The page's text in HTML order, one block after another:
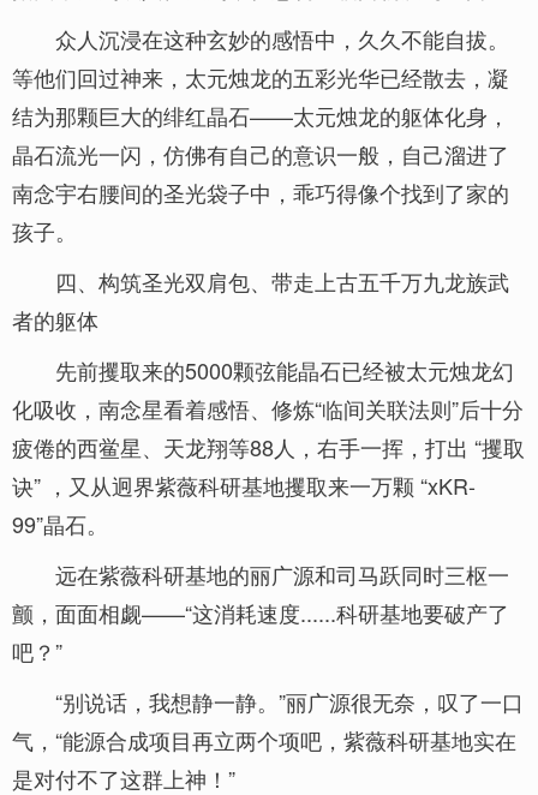
众人沉浸在这种玄妙的感悟中，久久不能自拔。
等他们回过神来，太元烛龙的五彩光华已经散去，凝
结为那颗巨大的绯红晶石——太元烛龙的躯体化身，
晶石流光一闪，仿佛有自己的意识一般，自己溜进了
南念宇右腰间的圣光袋子中，乖巧得像个找到了家的
孩子。
四、构筑圣光双肩包、带走上古五千万九龙族武
者的躯体
先前攫取来的5000颗弦能晶石已经被太元烛龙幻
化吸收，南念星看着感悟、修炼“临间关联法则”后十分
疲倦的西鲎星、天龙翔等88人，右手一挥，打出 “攫取
诀” ，又从迥界紫薇科研基地攫取来一万颗 “xKR-
99”晶石。
远在紫薇科研基地的丽广源和司马跃同时三枢一
颤，面面相觑——“这消耗速度......科研基地要破产了
吧？”
“别说话，我想静一静。”丽广源很无奈，叹了一口
气，“能源合成项目再立两个项吧，紫薇科研基地实在
是对付不了这群上神！”